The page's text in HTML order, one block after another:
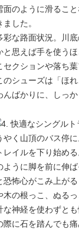
のように滑ること
した。
な路面状況。川
と思えば手を使う
セクションや落ち
のシューズは「ほ
んばかりに、しっ
く山頂のバス停
レイルを下り始め
ように脚を前に伸
怖心がこみ上が
木の根っこ、ぬる
な神経を使わずと
に石を踏んでも